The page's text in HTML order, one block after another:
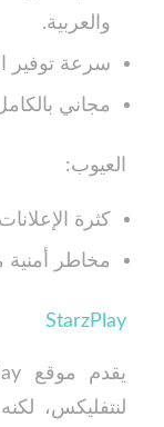
والعربية.
سرعة توفير
مجاني
العيوب:
كثرة
مخاطر أمنية
StarzPlay
لنتفليكس،